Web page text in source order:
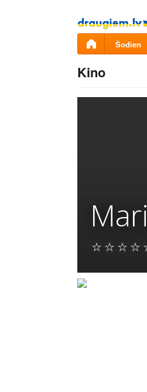
Pāriet
uz
saturu
Šodien
Kino